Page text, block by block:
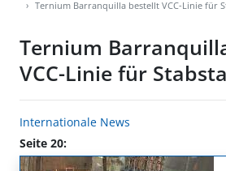
Ternium Barranquilla bestellt VCC-Linie für
Ternium
VCC-Linie für
Internationale News
Seite 20: